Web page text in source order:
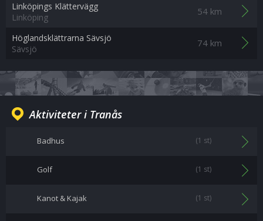
Linköpings Klättervägg
Linköping
54 km
Höglandsklättrarna Sävsjö
Sävsjö
74 km
Aktiviteter i Tranås
Badhus (1 st)
Golf (1 st)
Kanot & Kajak (1 st)